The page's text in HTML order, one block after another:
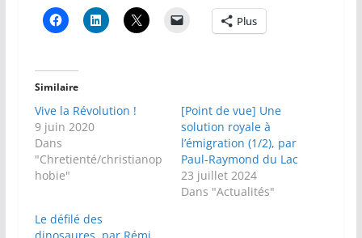
Plus
Similaire
Vive la Révolution !
9 juin 2020
Dans
"Chretienté/christianop
hobie"
[Point de vue] Une
solution royale à
l’émigration (1/2), par
Paul-Raymond du Lac
23 juillet 2024
Dans "Actualités"
Le défilé des